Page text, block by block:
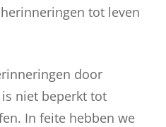
tot leven
door
niet beperkt tot
In feite hebben we